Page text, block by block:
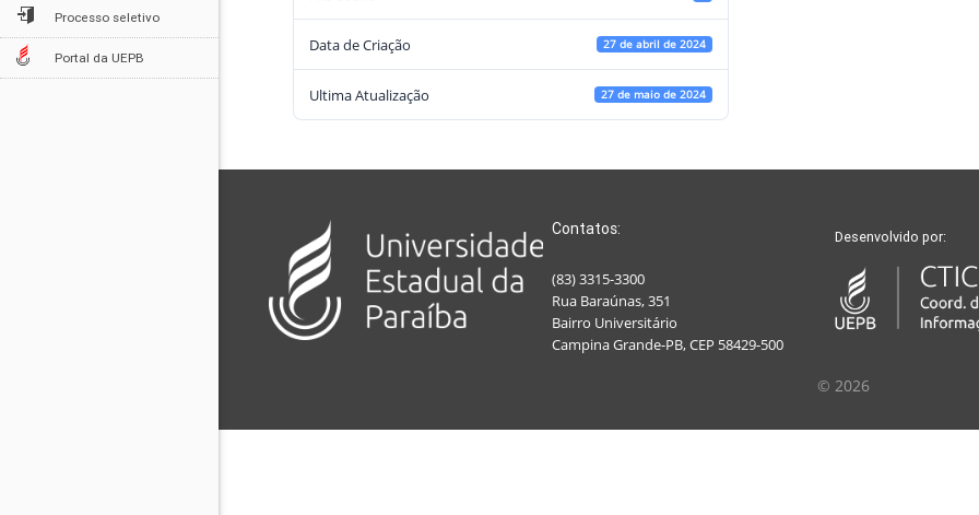
Processo seletivo
Portal da UEPB
Data de Criação 27 de abril de 2024
Ultima Atualização 27 de maio de 2024
Contatos:
(83) 3315-3300
Rua Baraúnas, 351
Bairro Universitário
Campina Grande-PB, CEP 58429-500
Desenvolvido por:
© 2026